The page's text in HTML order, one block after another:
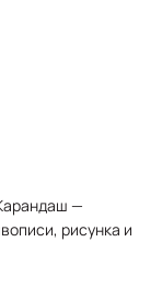
—
рисунка и